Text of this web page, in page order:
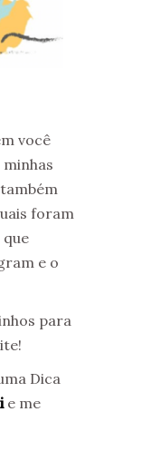
você
foram
e o
para
Dica
e me